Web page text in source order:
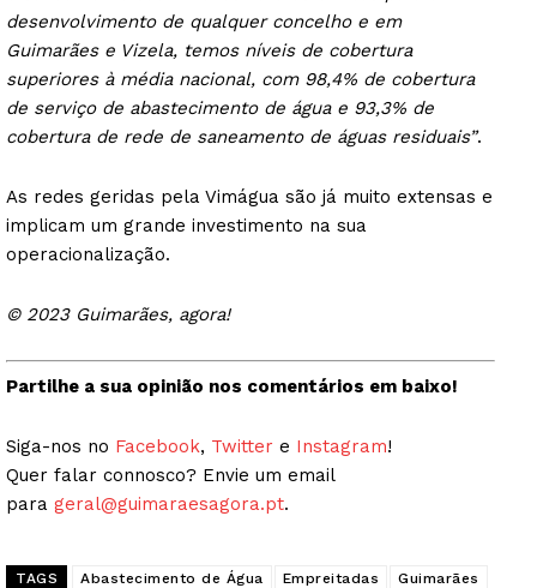
desenvolvimento de qualquer concelho e em
Guimarães e Vizela, temos níveis de cobertura
superiores à média nacional, com 98,4% de cobertura
de serviço de abastecimento de água e 93,3% de
cobertura de rede de saneamento de águas residuais”.
As redes geridas pela Vimágua são já muito extensas e
implicam um grande investimento na sua
operacionalização.
© 2023 Guimarães, agora!
Partilhe a sua opinião nos comentários em baixo!
Siga-nos no Facebook, Twitter e Instagram!
Quer falar connosco? Envie um email
para geral@guimaraesagora.pt.
TAGS Abastecimento de Água Empreitadas
Guimarães